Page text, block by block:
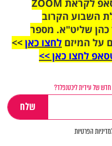
הצטרפו לקבוצת הוואטסאפ לקראת ZOOM
השבוע הקרוב
שליט"א. מספר
על המיזם לחצו כאן>>
לחצו כאן >>
של עידית ליכטנפלד?
הפרטיות